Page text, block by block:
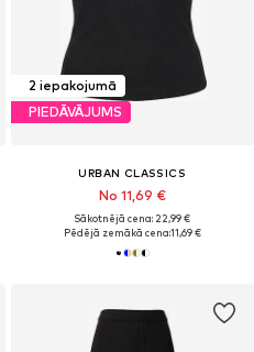
2 iepakojumā
PIEDĀVĀJUMS
URBAN CLASSICS
No 11,69 €
Sākotnējā cena: 22,99 €
Pēdējā zemākā cena:11,69 €